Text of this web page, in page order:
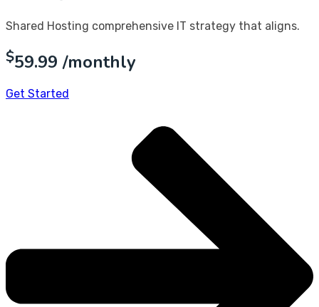
Shared Hosting comprehensive IT strategy that aligns.
$59.99/monthly
Get Started